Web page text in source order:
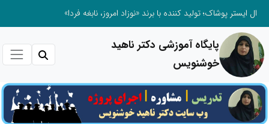
ال ایستر پوشاک؛ تولید کننده با برند «نوزاد امروز، نابغه فردا»
پایگاه آموزشی دکتر ناهید
خوشنویس